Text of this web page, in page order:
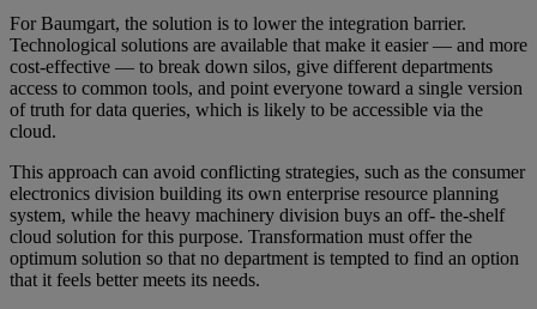
For Baumgart, the solution is to lower the integration barrier.
Technological solutions are available that make it easier — and more
cost-effective — to break down silos, give different departments
access to common tools, and point everyone toward a single version
of truth for data queries, which is likely to be accessible via the
cloud.
This approach can avoid conflicting strategies, such as the consumer
electronics division building its own enterprise resource planning
system, while the heavy machinery division buys an off- the-shelf
cloud solution for this purpose. Transformation must offer the
optimum solution so that no department is tempted to find an option
that it feels better meets its needs.